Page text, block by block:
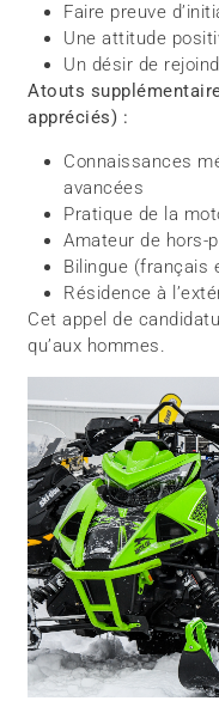
Faire preuve
Une attitude
Un désir de
Atouts
appréciés) :
Connaissances
avancées
Pratique de la
Amateur de hors-
Bilingue (français
Résidence à
Cet appel de
qu’aux hommes.